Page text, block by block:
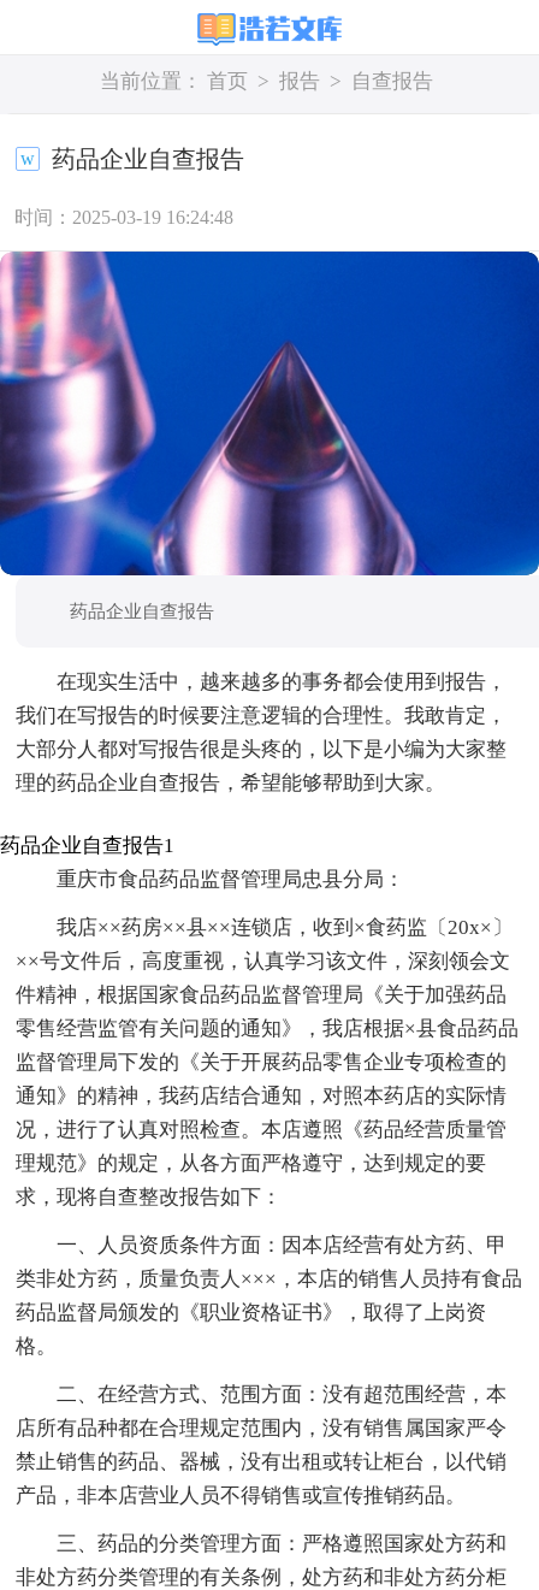
当前位置： 首页 > 报告 > 自查报告
药品企业自查报告
时间：2025-03-19 16:24:48
药品企业自查报告
在现实生活中，越来越多的事务都会使用到报告，
我们在写报告的时候要注意逻辑的合理性。我敢肯定，
大部分人都对写报告很是头疼的，以下是小编为大家整
理的药品企业自查报告，希望能够帮助到大家。
药品企业自查报告1
重庆市食品药品监督管理局忠县分局：
我店××药房××县××连锁店，收到×食药监〔20x×〕
××号文件后，高度重视，认真学习该文件，深刻领会文
件精神，根据国家食品药品监督管理局《关于加强药品
零售经营监管有关问题的通知》，我店根据×县食品药品
监督管理局下发的《关于开展药品零售企业专项检查的
通知》的精神，我药店结合通知，对照本药店的实际情
况，进行了认真对照检查。本店遵照《药品经营质量管
理规范》的规定，从各方面严格遵守，达到规定的要
求，现将自查整改报告如下：
一、人员资质条件方面：因本店经营有处方药、甲
类非处方药，质量负责人×××，本店的销售人员持有食品
药品监督局颁发的《职业资格证书》，取得了上岗资
格。
二、在经营方式、范围方面：没有超范围经营，本
店所有品种都在合理规定范围内，没有销售属国家严令
禁止销售的药品、器械，没有出租或转让柜台，以代销
产品，非本店营业人员不得销售或宣传推销药品。
三、药品的分类管理方面：严格遵照国家处方药和
非处方药分类管理的有关条例，处方药和非处方药分柜